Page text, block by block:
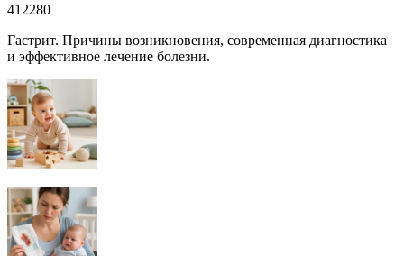
412280
Гастрит. Причины возникновения, современная диагностика
и эффективное лечение болезни.